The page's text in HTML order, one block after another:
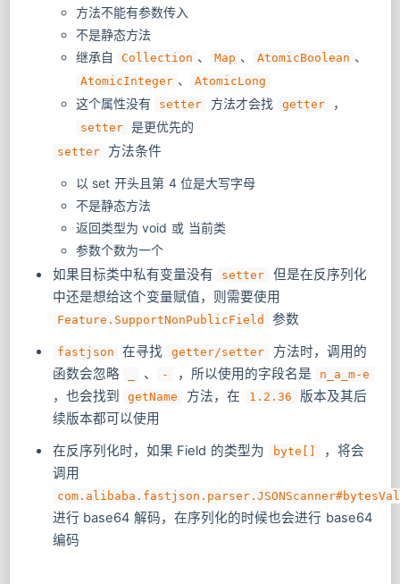
方法不能有参数传入
不是静态方法
继承自
Collection ​、 Map ​、 AtomicBoolean ​、
AtomicInteger ​、 AtomicLong
这个属性没有 setter ​ 方法才会找 getter ​ ，
setter 是更优先的
setter 方法条件
以 set 开头且第 4 位是大写字母
不是静态方法
返回类型为 void 或 当前类
参数个数为一个
如果目标类中私有变量没有 setter
​ 但是在反序列化
中还是想给这个变量赋值，则需要使用
Feature.SupportNonPublicField 参数
fastjson ​ 在寻找 getter/setter
​ 方法时，调用的
函数会忽略
​ 、 - ​ ，所以使用的字段名是 n_a_m-e
，也会找到
getName ​ 方法，在 1.2.36
版本及其后
续版本都可以使用
在反序列化时，如果 Field 的类型为
byte[]
​ ，将会
调用
进行 base64 解码，在序列化的时候也会进行 base64
编码